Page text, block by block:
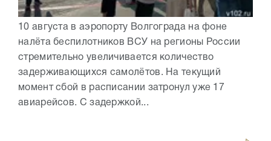
10 августа в аэропорту Волгограда на фоне
налёта беспилотников ВСУ на регионы России
стремительно увеличивается количество
задерживающихся самолётов. На текущий
момент сбой в расписании затронул уже 17
авиарейсов. С задержкой...